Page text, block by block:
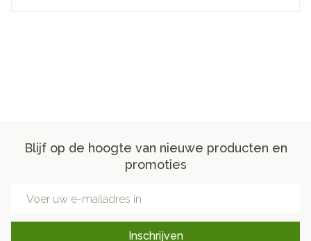
Blijf op de hoogte van nieuwe producten en
promoties
Inschrijven